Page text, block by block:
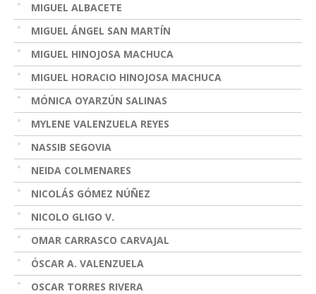
MIGUEL ALBACETE
MIGUEL ÁNGEL SAN MARTÍN
MIGUEL HINOJOSA MACHUCA
MIGUEL HORACIO HINOJOSA MACHUCA
MÓNICA OYARZÚN SALINAS
MYLENE VALENZUELA REYES
NASSIB SEGOVIA
NEIDA COLMENARES
NICOLÁS GÓMEZ NÚÑEZ
NICOLO GLIGO V.
OMAR CARRASCO CARVAJAL
ÓSCAR A. VALENZUELA
OSCAR TORRES RIVERA